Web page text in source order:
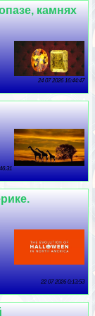
камнях
24 07 2026 16:44:47
22 07 2026 0:13:53